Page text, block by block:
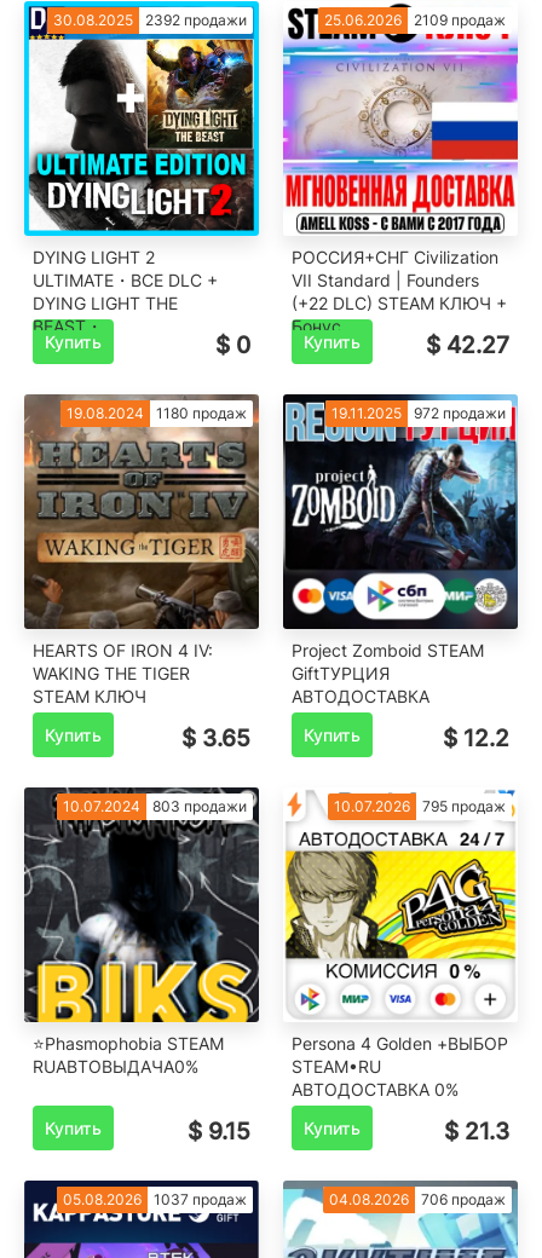
30.08.2025 2392 продажи
DYING LIGHT 2
ULTIMATE・ВСЕ DLC +
DYING LIGHT THE
BEAST・
Купить $ 0
25.06.2026 2109 продаж
РОССИЯ+СНГ Civilization
VII Standard | Founders
(+22 DLC) STEAM КЛЮЧ +
Бонус
Купить $ 42.27
19.08.2024 1180 продаж
HEARTS OF IRON 4 IV:
WAKING THE TIGER
STEAM КЛЮЧ
Купить
$ 3.65
19.11.2025 972 продажи
Project Zomboid STEAM
Gift️ТУРЦИЯ
️АВТОДОСТАВКА
Купить
$ 12.2
10.07.2024 803 продажи
⭐️Phasmophobia STEAM
RUАВТОВЫДАЧА0%
Купить $ 9.15
10.07.2026 795 продаж
Persona 4 Golden +ВЫБОР
STEAM•RU
️АВТОДОСТАВКА 0%
Купить
$ 21.3
05.08.2026 1037 продаж 04.08.2026 706 продаж